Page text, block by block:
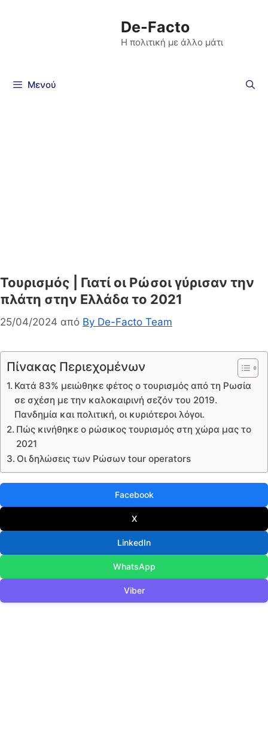
De-Facto
Η πολιτική με άλλο μάτι
Μενού
Τουρισμός | Γιατί οι Ρώσοι γύρισαν την
πλάτη στην Ελλάδα το 2021
25/04/2024 από By De-Facto Team
Πίνακας Περιεχομένων
Κατά 83% μειώθηκε φέτος ο τουρισμός από τη Ρωσία
σε σχέση με την καλοκαιρινή σεζόν του 2019.
Πανδημία και πολιτική, οι κυριότεροι λόγοι.
Πώς κινήθηκε ο ρώσικος τουρισμός στη χώρα μας το
2021
Οι δηλώσεις των Ρώσων tour operators
Facebook
X
LinkedIn
WhatsApp
Viber